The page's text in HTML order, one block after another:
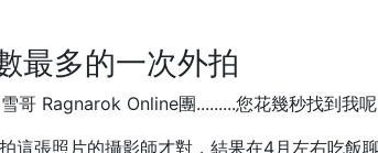
最多的一次外拍
哥 Ragnarok Online團.........您花幾秒找到我
這張照片的攝影師才對，結果在4月左右吃飯